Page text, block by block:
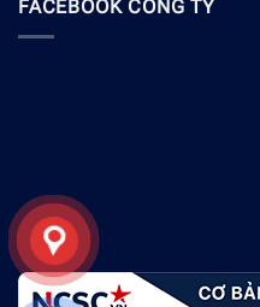
FACEBOOK CÔNG TY